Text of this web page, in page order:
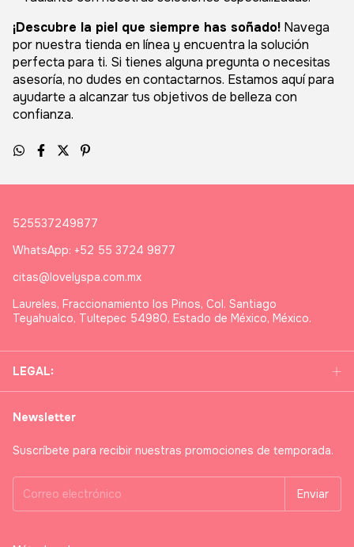
¡Descubre la piel que siempre has soñado! Navega
por nuestra tienda en línea y encuentra la solución
perfecta para ti. Si tienes alguna pregunta o necesitas
asesoría, no dudes en contactarnos. Estamos aquí para
ayudarte a alcanzar tus objetivos de belleza con
confianza.
525537249877
WhatsApp: +52 55 3724 9877
citas@lovelyspa.com.mx
Laureles, Fraccionamiento los Pinos, Col. Santiago
Teyahualco, Tultepec 54980, Estado de México, México.
LEGAL:
Newsletter
Suscríbete para recibir nuestras promociones de temporada.